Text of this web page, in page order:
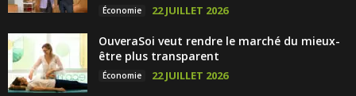
Économie 22 JUILLET 2026
OuveraSoi veut rendre le marché du mieux-
être plus transparent
Économie 22 JUILLET 2026